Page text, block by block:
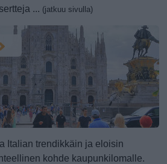
... (jatkuu sivulla)
Italian trendikkäin ja eloisin
kohde kaupunkilomalle.